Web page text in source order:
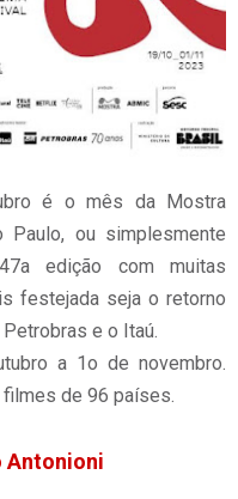
é o mês da Mostra
Paulo, ou simplesmente
edição com muitas
festejada seja o retorno
e o Itaú.
a 1o de novembro.
de 96 países.
Antonioni